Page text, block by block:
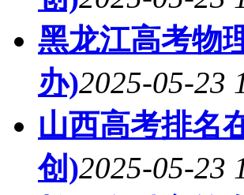
黑龙江高考物
办)2025-05-23
山西高考排名
创)2025-05-23